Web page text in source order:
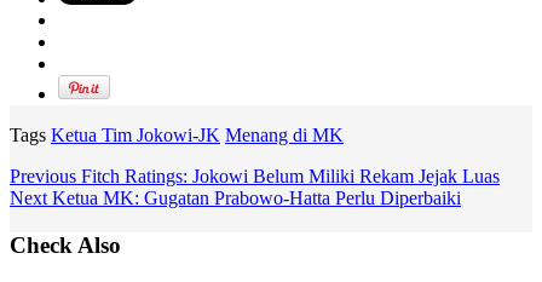
Tags Ketua Tim Jokowi-JK Menang di MK
Previous Fitch Ratings: Jokowi Belum Miliki Rekam Jejak Luas
Next Ketua MK: Gugatan Prabowo-Hatta Perlu Diperbaiki
Check Also